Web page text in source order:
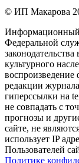
© ИП Макарова
Информационный
Федеральной
культурного
редакции
гиперссылки на
не совпадать с
прогнозы и
сайте, не
использует IP
Пользователей
Политике